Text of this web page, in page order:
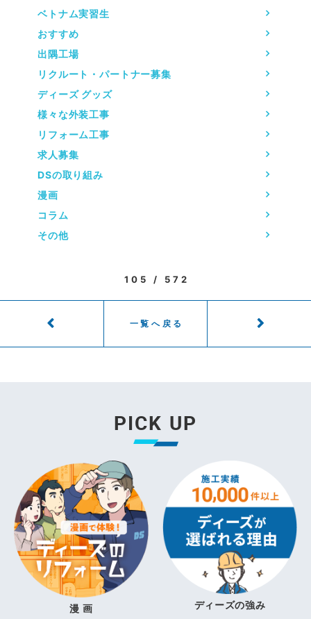
ベトナム実習生
おすすめ
出隅工場
リクルート・パートナー募集
ディーズ グッズ
様々な外装工事
リフォーム工事
求人募集
DSの取り組み
漫画
コラム
その他
105 / 572
一覧へ戻る
PICK UP
漫 画 ディーズの強み